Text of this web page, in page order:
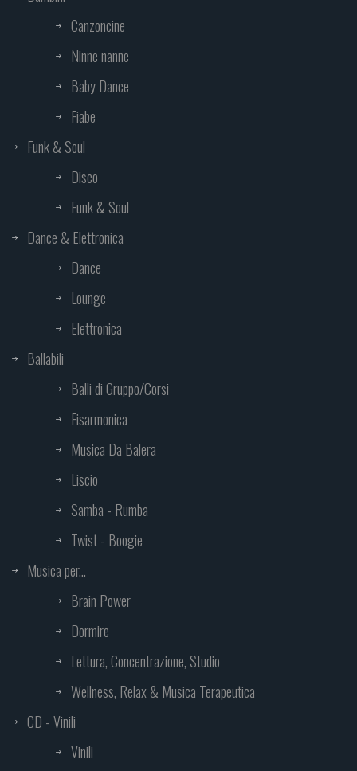
Canzoncine
Ninne nanne
Baby Dance
Fiabe
Funk & Soul
Disco
Funk & Soul
Dance & Elettronica
Dance
Lounge
Elettronica
Ballabili
Balli di Gruppo/Corsi
Fisarmonica
Musica Da Balera
Liscio
Samba - Rumba
Twist - Boogie
Musica per...
Brain Power
Dormire
Lettura, Concentrazione, Studio
Wellness, Relax & Musica Terapeutica
CD - Vinili
Vinili